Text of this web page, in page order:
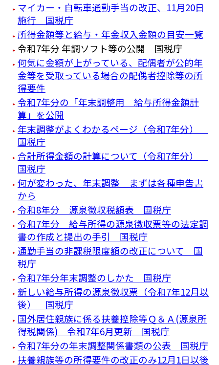
マイカー・自転車通勤手当の改正、11月20日
施行 国税庁
所得金額等と給与・年金収入金額の目安一覧
令和7年分 年調ソフト等の公開 国税庁
何気に金額が上がっている、配偶者が公的年
金等を受取っている場合の配偶者控除等の所
得要件
令和7年分の「年末調整用 給与所得金額計
算」を公開
年末調整がよくわかるページ（令和7年分）
国税庁
合計所得金額の計算について（令和7年分）
国税庁
何が変わった、年末調整 まずは各種申告書
から
令和8年分 源泉徴収税額表 国税庁
令和7年分 給与所得の源泉徴収票等の法定調
書の作成と提出の手引 国税庁
通勤手当の非課税限度額の改正について 国
税庁
令和7年分年末調整のしかた 国税庁
新しい給与所得の源泉徴収票（令和7年12月以
後） 国税庁
国外居住親族に係る扶養控除等Ｑ＆Ａ(源泉所
得税関係) 令和7年6月更新 国税庁
令和7年分の年末調整関係書類の公表 国税庁
扶養親族等の所得要件の改正のみ12月1日以後